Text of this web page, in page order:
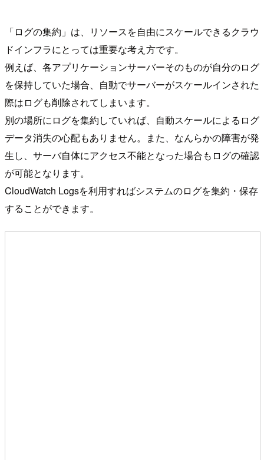
「ログの集約」は、リソースを自由にスケールできるクラウ
ドインフラにとっては重要な考え方です。
例えば、各アプリケーションサーバーそのものが自分のログ
を保持していた場合、自動でサーバーがスケールインされた
際はログも削除されてしまいます。
別の場所にログを集約していれば、自動スケールによるログ
データ消失の心配もありません。また、なんらかの障害が発
生し、サーバ自体にアクセス不能となった場合もログの確認
が可能となります。
CloudWatch Logsを利用すればシステムのログを集約・保存
することができます。